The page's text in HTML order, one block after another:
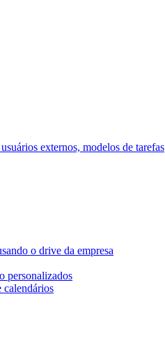
externos, modelos de tarefas
o drive da empresa
personalizados
calendários